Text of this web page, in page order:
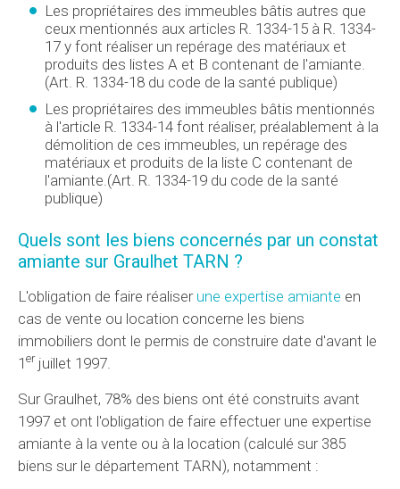
Les propriétaires des immeubles bâtis autres que
ceux mentionnés aux articles R. 1334-15 à R. 1334-
17 y font réaliser un repérage des matériaux et
produits des listes A et B contenant de l'amiante.
(Art. R. 1334-18 du code de la santé publique)
Les propriétaires des immeubles bâtis mentionnés
à l'article R. 1334-14 font réaliser, préalablement à la
démolition de ces immeubles, un repérage des
matériaux et produits de la liste C contenant de
l'amiante.(Art. R. 1334-19 du code de la santé
publique)
Quels sont les biens concernés par un constat
amiante sur Graulhet TARN ?
L'obligation de faire réaliser une expertise amiante en
cas de vente ou location concerne les biens
immobiliers dont le permis de construire date d'avant le
1 erjuillet 1997.
Sur Graulhet, 78% des biens ont été construits avant
1997 et ont l'obligation de faire effectuer une expertise
amiante à la vente ou à la location (calculé sur 385
biens sur le département TARN), notamment :